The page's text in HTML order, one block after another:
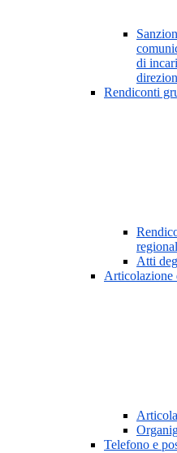
di
Rendiconti
Atti
Telefono e